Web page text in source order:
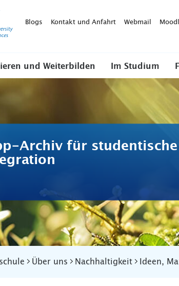
WildauBlogs Kontakt und Anfahrt Webmail
und Weiterbilden Im Studium
Archiv für studentische
Über uns Nachhaltigkeit Ideen,